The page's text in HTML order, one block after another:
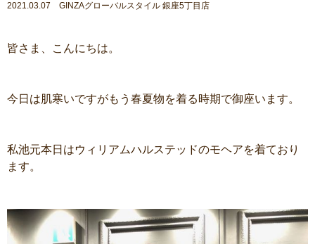
2021.03.07 GINZAグローバルスタイル 銀座5丁目店
皆さま、こんにちは。
今日は肌寒いですがもう春夏物を着る時期で御座います。
私池元本日はウィリアムハルステッドのモヘアを着ており
ます。